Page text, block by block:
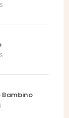
Bambino